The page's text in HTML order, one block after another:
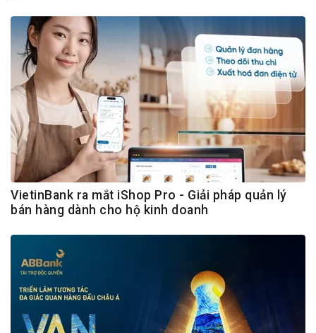
VietinBank ra mắt iShop Pro - Giải pháp quản lý
bán hàng dành cho hộ kinh doanh